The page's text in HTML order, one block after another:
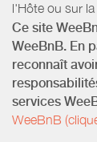
l'Hôte ou sur
Ce site
WeeBnB. En
reconnaît
services
WeeBnB